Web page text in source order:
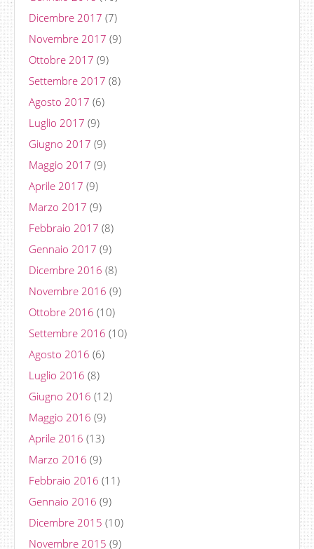
Dicembre 2017 (7)
Novembre 2017 (9)
Ottobre 2017 (9)
Settembre 2017 (8)
Agosto 2017 (6)
Luglio 2017 (9)
Giugno 2017 (9)
Maggio 2017 (9)
Aprile 2017 (9)
Marzo 2017 (9)
Febbraio 2017 (8)
Gennaio 2017 (9)
Dicembre 2016 (8)
Novembre 2016 (9)
Ottobre 2016 (10)
Settembre 2016 (10)
Agosto 2016 (6)
Luglio 2016 (8)
Giugno 2016 (12)
Maggio 2016 (9)
Aprile 2016 (13)
Marzo 2016 (9)
Febbraio 2016 (11)
Gennaio 2016 (9)
Dicembre 2015 (10)
Novembre 2015 (9)